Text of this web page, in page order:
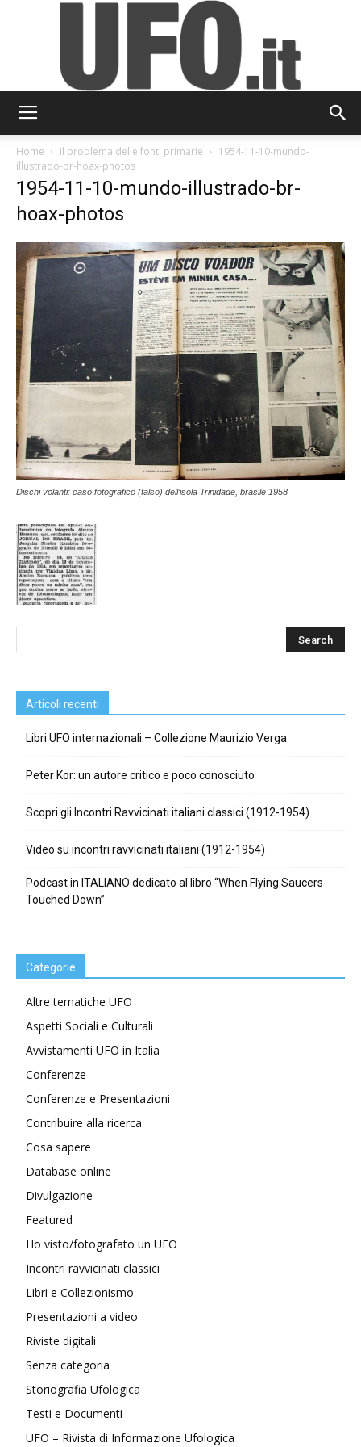
Home Il problema delle fonti primarie
1954-11-10-mundo-
illustrado-br-hoax-photos
1954-11-10-mundo-illustrado-br-
hoax-photos
Dischi volanti: caso fotografico (falso) dell’isola Trinidade, brasile 1958
Articoli recenti
Libri UFO internazionali – Collezione Maurizio Verga
Peter Kor: un autore critico e poco conosciuto
Scopri gli Incontri Ravvicinati italiani classici (1912-1954)
Video su incontri ravvicinati italiani (1912-1954)
Podcast in ITALIANO dedicato al libro “When Flying Saucers
Touched Down”
Categorie
Altre tematiche UFO
Aspetti Sociali e Culturali
Avvistamenti UFO in Italia
Conferenze
Conferenze e Presentazioni
Contribuire alla ricerca
Cosa sapere
Database online
Divulgazione
Featured
Ho visto/fotografato un UFO
Incontri ravvicinati classici
Libri e Collezionismo
Presentazioni a video
Riviste digitali
Senza categoria
Storiografia Ufologica
Testi e Documenti
UFO – Rivista di Informazione Ufologica